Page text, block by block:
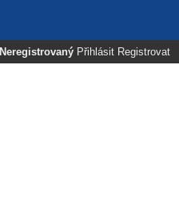
Neregistrovaný Přihlásit Registrovat